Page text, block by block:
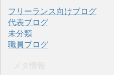
フリーランス向けブログ
代表ブログ
未分類
職員ブログ